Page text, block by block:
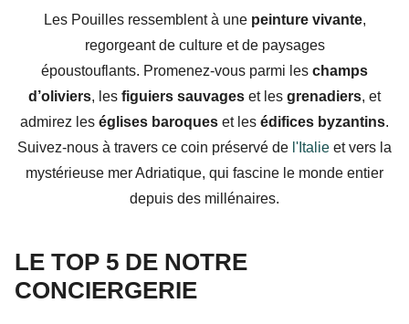
Les Pouilles ressemblent à une peinture vivante,
regorgeant de culture et de paysages
époustouflants. Promenez-vous parmi les champs
d’oliviers, les figuiers sauvages et les grenadiers, et
admirez les églises baroques et les édifices byzantins.
Suivez-nous à travers ce coin préservé de l'Italie et vers la
mystérieuse mer Adriatique, qui fascine le monde entier
depuis des millénaires.
LE TOP 5 DE NOTRE
CONCIERGERIE